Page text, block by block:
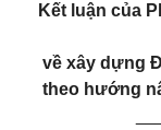
Kết luận của
về xây dựng
theo hướng